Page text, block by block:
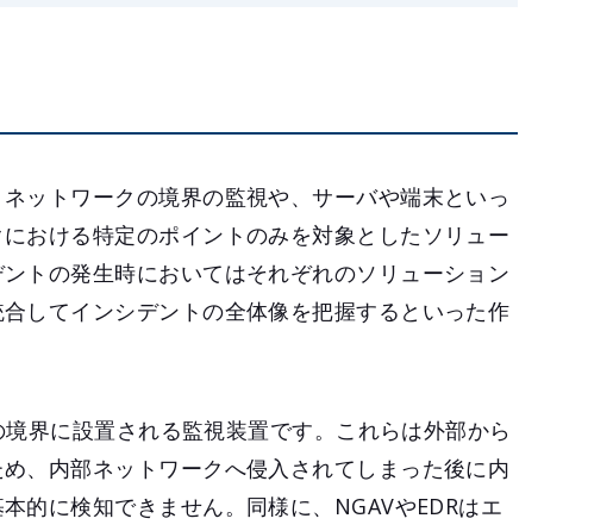
ットワークの境界の監視や、サーバや端末といっ
おける特定のポイントのみを対象としたソリュー
トの発生時においてはそれぞれのソリューション
してインシデントの全体像を把握するといった作
界に設置される監視装置です。これらは外部から
、内部ネットワークへ侵入されてしまった後に内
的に検知できません。同様に、NGAVやEDRはエ